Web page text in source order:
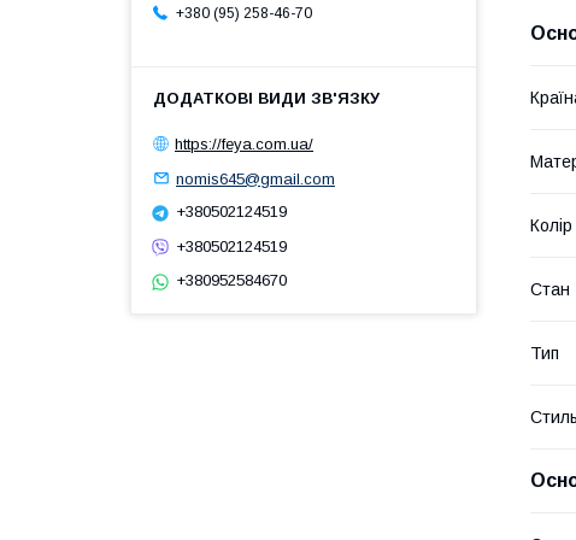
Колір
Стан
Тип
Стиль
+380 (95) 258-46-70
https://feya.com.ua/
nomis645@gmail.com
+380502124519
+380502124519
+380952584670